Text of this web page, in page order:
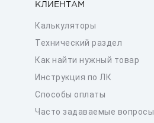
КЛИЕНТАМ
Калькуляторы
Технический раздел
Как найти нужный товар
Инструкция по ЛК
Способы оплаты
Часто задаваемые вопросы